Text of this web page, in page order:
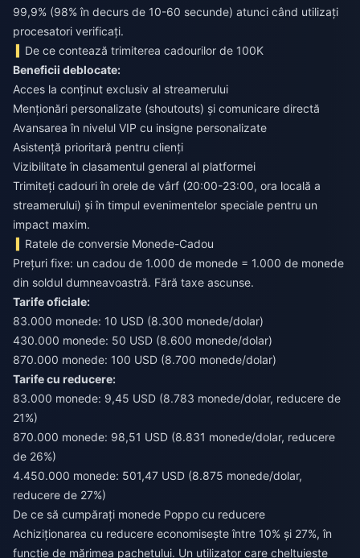
99,9% (98% în decurs de 10-60 secunde) atunci când utilizați
procesatori verificați.
De ce contează trimiterea cadourilor de 100K
Beneficii deblocate:
Acces la conținut exclusiv al streamerului
Menționări personalizate (shoutouts) și comunicare directă
Avansarea în nivelul VIP cu insigne personalizate
Asistență prioritară pentru clienți
Vizibilitate în clasamentul general al platformei
Trimiteți cadouri în orele de vârf (20:00-23:00, ora locală a
streamerului) și în timpul evenimentelor speciale pentru un
impact maxim.
Ratele de conversie Monede-Cadou
Prețuri fixe: un cadou de 1.000 de monede = 1.000 de monede
din soldul dumneavoastră. Fără taxe ascunse.
Tarife oficiale:
83.000 monede: 10 USD (8.300 monede/dolar)
430.000 monede: 50 USD (8.600 monede/dolar)
870.000 monede: 100 USD (8.700 monede/dolar)
Tarife cu reducere:
83.000 monede: 9,45 USD (8.783 monede/dolar, reducere de
21%)
870.000 monede: 98,51 USD (8.831 monede/dolar, reducere
de 26%)
4.450.000 monede: 501,47 USD (8.875 monede/dolar,
reducere de 27%)
De ce să cumpărați monede Poppo cu reducere
Achiziționarea cu reducere economisește între 10% și 27%, în
funcție de mărimea pachetului. Un utilizator care cheltuiește